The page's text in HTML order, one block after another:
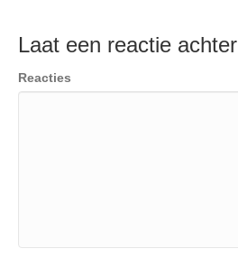
Laat een reactie achter
Reacties